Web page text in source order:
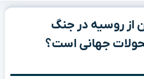
از روسیه در جنگ
جهانی است؟